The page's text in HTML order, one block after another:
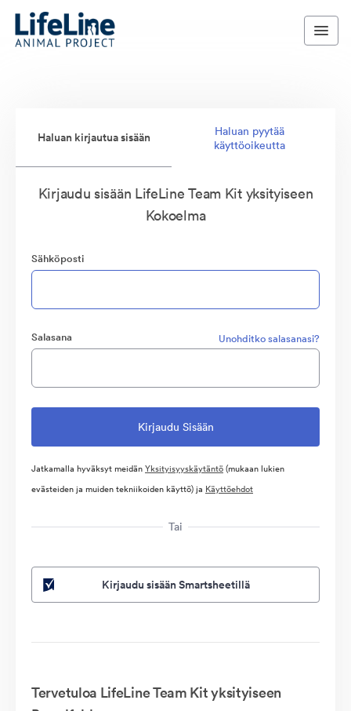
Haluan kirjautua sisään
Haluan pyytää
käyttöoikeutta
Kirjaudu sisään LifeLine Team Kit yksityiseen
Kokoelma
Sähköposti
Salasana Unohditko salasanasi?
Jatkamalla hyväksyt meidänYksityisyyskäytäntö(mukaan lukien
evästeiden ja muiden tekniikoiden käyttö) ja Käyttöehdot
Tai
Kirjaudu sisään Smartsheetillä
Tervetuloa LifeLine Team Kit yksityiseen